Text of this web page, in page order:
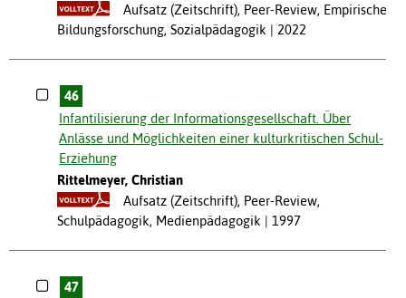
Aufsatz (Zeitschrift), Peer-Review, Empirische
Bildungsforschung, Sozialpädagogik
2022
46
Infantilisierung der Informationsgesellschaft. Über
Anlässe und Möglichkeiten einer kulturkritischen Schul-
Erziehung
Rittelmeyer, Christian
Aufsatz (Zeitschrift), Peer-Review,
Schulpädagogik, Medienpädagogik
1997
47